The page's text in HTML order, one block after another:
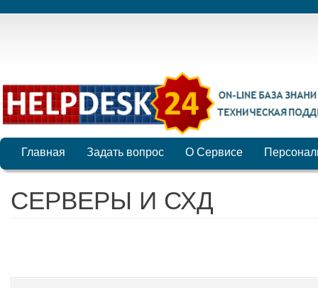
Главная Задать вопрос О Сервисе
СЕРВЕРЫ И СХД